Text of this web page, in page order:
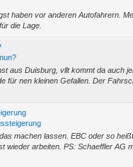
haben vor anderen Autofahrern.
die Lage.
aus Duisburg, vllt kommt da auch
für nen kleinen Gefallen. Der
machen lassen. EBC oder so
wieder arbeiten. PS: Schaeffler AG